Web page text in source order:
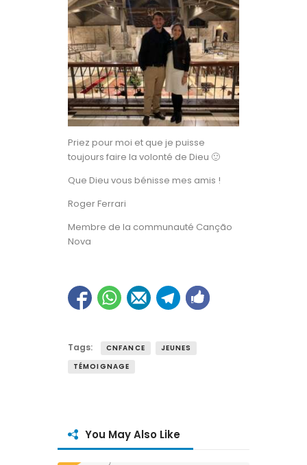
Priez pour moi et que je puisse
toujours faire la volonté de Dieu 🙂
Que Dieu vous bénisse mes amis !
Roger Ferrari
Membre de la communauté Canção
Nova
Tags: CNFANCE
JEUNES
TÉMOIGNAGE
You May Also Like